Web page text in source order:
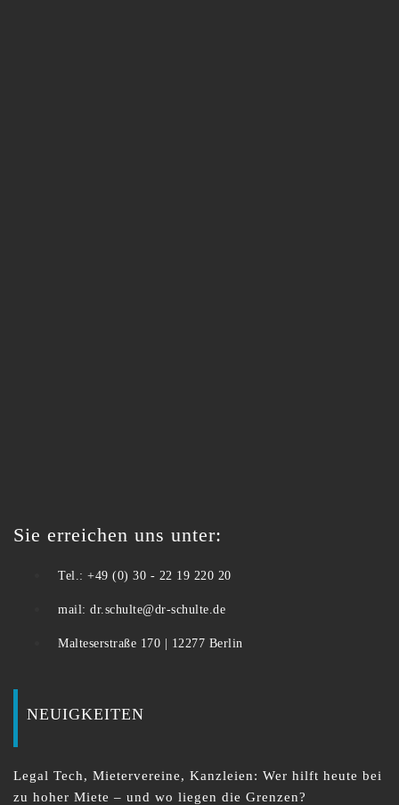
Sie erreichen uns unter:
Tel.: +49 (0) 30 - 22 19 220 20
mail: dr.schulte@dr-schulte.de
Malteserstraße 170 | 12277 Berlin
NEUIGKEITEN
Legal Tech, Mietervereine, Kanzleien: Wer hilft heute bei
zu hoher Miete – und wo liegen die Grenzen?